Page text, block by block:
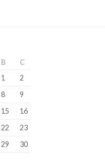
B
C
1
2
8
9
15
16
22
23
29
30